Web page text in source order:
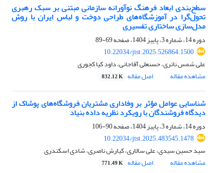
سطح‌بندی ابعاد فرهنگ نوآورانه سازمانی مبتنی بر سبک رهبری
تحول‌گرا در آموزشگاه‌هاى طراحی دوخت و لباس ایران با روش
مدل‌سازی ساختاری تفسیری
دوره 14، شماره 3، پاییز 1404، صفحه
69-89
10.22034/jtst.2025.526864.1500
علی شمس ناتری، حسنعلی آقاجانی، داود کیا کجوری
مشاهده مقاله
اصل مقاله 832.12 K
شناسایی عوامل مؤثر بر وفاداری مشتریان فروشگاه‌های پوشاک از
دیدگاه فروشندگان با رویکرد نظریه داده بنیاد
دوره 14، شماره 3، پاییز 1404، صفحه
90-106
10.22034/jtst.2025.483545.1478
سید حسین سیدی، علی سالاری، کیارش ناصری، شادی اسکندری
مشاهده مقاله
اصل مقاله 771.49 K